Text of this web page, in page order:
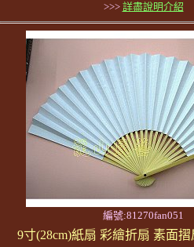
>>> 詳盡說明介紹
編號:81270fan051
9寸(28cm)紙扇 彩繪折扇 素面